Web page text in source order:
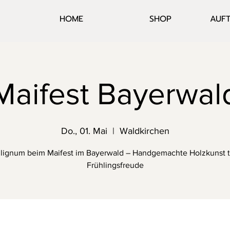
HOME SHOP
Do., 01. Mai
  |
Waldkirchen
beim Maifest im Bayerwald – Handgemachte Holzkunst
Frühlingsfreude